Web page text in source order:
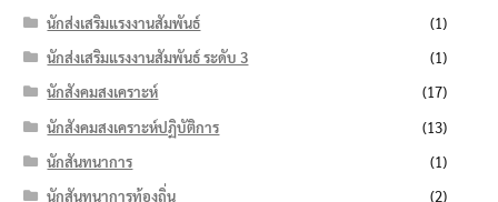
นักส่งเสริมแรงงานสัมพันธ์
(1)
นักส่งเสริมแรงงานสัมพันธ์ ระดับ 3
(1)
นักสังคมสงเคราะห์
(17)
นักสังคมสงเคราะห์ปฏิบัติการ
(13)
นักสันทนาการ
(1)
นักสันทนาการท้องถิ่น
(2)